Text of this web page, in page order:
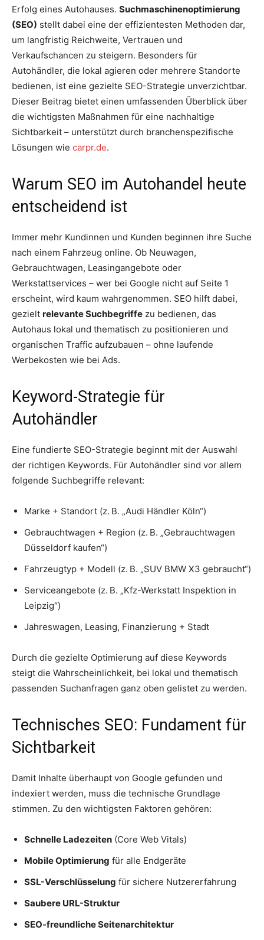
Erfolg eines Autohauses. Suchmaschinenoptimierung
(SEO) stellt dabei eine der effizientesten Methoden dar,
um langfristig Reichweite, Vertrauen und
Verkaufschancen zu steigern. Besonders für
Autohändler, die lokal agieren oder mehrere Standorte
bedienen, ist eine gezielte SEO-Strategie unverzichtbar.
Dieser Beitrag bietet einen umfassenden Überblick über
die wichtigsten Maßnahmen für eine nachhaltige
Sichtbarkeit – unterstützt durch branchenspezifische
Lösungen wie carpr.de.
Warum SEO im Autohandel heute
entscheidend ist
Immer mehr Kundinnen und Kunden beginnen ihre Suche
nach einem Fahrzeug online. Ob Neuwagen,
Gebrauchtwagen, Leasingangebote oder
Werkstattservices – wer bei Google nicht auf Seite 1
erscheint, wird kaum wahrgenommen. SEO hilft dabei,
gezielt relevante Suchbegriffe zu bedienen, das
Autohaus lokal und thematisch zu positionieren und
organischen Traffic aufzubauen – ohne laufende
Werbekosten wie bei Ads.
Keyword-Strategie für
Autohändler
Eine fundierte SEO-Strategie beginnt mit der Auswahl
der richtigen Keywords. Für Autohändler sind vor allem
folgende Suchbegriffe relevant:
Marke + Standort (z. B. „Audi Händler Köln“)
Gebrauchtwagen + Region (z. B. „Gebrauchtwagen
Düsseldorf kaufen“)
Fahrzeugtyp + Modell (z. B. „SUV BMW X3 gebraucht“)
Serviceangebote (z. B. „Kfz-Werkstatt Inspektion in
Leipzig“)
Jahreswagen, Leasing, Finanzierung + Stadt
Durch die gezielte Optimierung auf diese Keywords
steigt die Wahrscheinlichkeit, bei lokal und thematisch
passenden Suchanfragen ganz oben gelistet zu werden.
Technisches SEO: Fundament für
Sichtbarkeit
Damit Inhalte überhaupt von Google gefunden und
indexiert werden, muss die technische Grundlage
stimmen. Zu den wichtigsten Faktoren gehören:
Schnelle Ladezeiten (Core Web Vitals)
Mobile Optimierung für alle Endgeräte
SSL-Verschlüsselung für sichere Nutzererfahrung
Saubere URL-Struktur
SEO-freundliche Seitenarchitektur